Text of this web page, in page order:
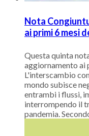
Nota
ai primi 6 mesi
Questa quinta
aggiornamento ai
L'interscambio
mondo subisce
entrambi i flussi,
interrompendo il
pandemia.